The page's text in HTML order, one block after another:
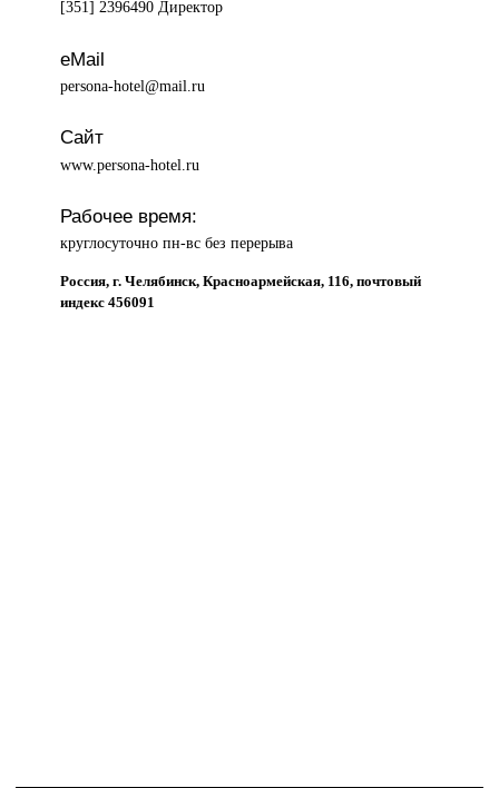
[351] 2396490 Директор
eMail
persona-hotel@mail.ru
Сайт
www.persona-hotel.ru
Рабочее время:
круглосуточно пн-вс без перерыва
Россия, г. Челябинск, Красноармейская, 116, почтовый
индекс 456091